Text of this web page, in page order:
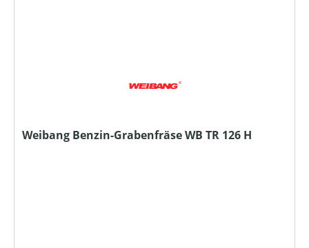
Weibang Benzin-Grabenfräse WB TR 126 H